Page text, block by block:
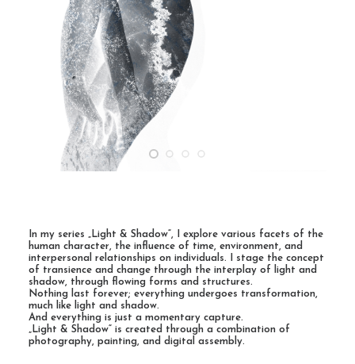
In my series „Light & Shadow“, I explore various facets of the
human character, the influence of time, environment, and
interpersonal relationships on individuals. I stage the concept
of transience and change through the interplay of light and
shadow, through flowing forms and structures.
Nothing last forever; everything undergoes transformation,
much like light and shadow.
And everything is just a momentary capture.
„Light & Shadow“ is created through a combination of
photography, painting, and digital assembly.